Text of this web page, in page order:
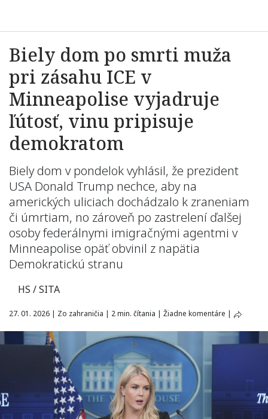
Biely dom po smrti muža
pri zásahu ICE v
Minneapolise vyjadruje
ľútosť, vinu pripisuje
demokratom
Biely dom v pondelok vyhlásil, že prezident
USA Donald Trump nechce, aby na
amerických uliciach dochádzalo k zraneniam
či úmrtiam, no zároveň po zastrelení ďalšej
osoby federálnymi imigračnými agentmi v
Minneapolise opäť obvinil z napätia
Demokratickú stranu
HS / SITA
27. 01. 2026 | Zo zahraničia | 2 min. čítania | Žiadne komentáre |